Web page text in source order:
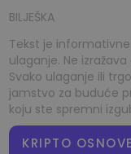
BILJEŠKA
Tekst je
ulaganje. Ne
Svako ulaganje ili
jamstvo za buduće
koju ste spremni
KRIPTO OSNOVE